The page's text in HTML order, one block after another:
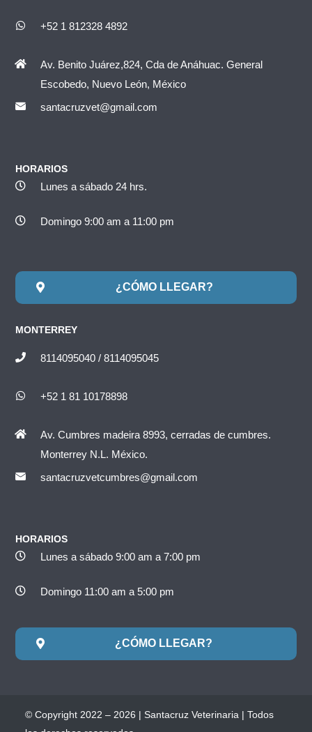
+52 1 812328 4892
Av. Benito Juárez,824, Cda de Anáhuac. General
Escobedo, Nuevo León, México
santacruzvet@gmail.com
HORARIOS
Lunes a sábado 24 hrs.
Domingo 9:00 am a 11:00 pm
¿CÓMO LLEGAR?
MONTERREY
8114095040 / 8114095045
+52 1 81 10178898
Av. Cumbres madeira 8993, cerradas de cumbres.
Monterrey N.L. México.
santacruzvetcumbres@gmail.com
HORARIOS
Lunes a sábado 9:00 am a 7:00 pm
Domingo 11:00 am a 5:00 pm
¿CÓMO LLEGAR?
© Copyright 2022 – 2026 | Santacruz Veterinaria | Todos